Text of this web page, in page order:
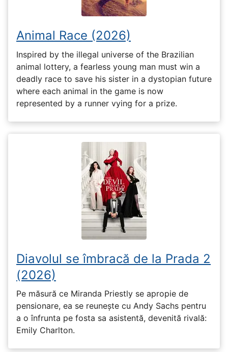
Animal Race (2026)
Inspired by the illegal universe of the Brazilian
animal lottery, a fearless young man must win a
deadly race to save his sister in a dystopian future
where each animal in the game is now
represented by a runner vying for a prize.
Diavolul se îmbracă de la Prada 2
(2026)
Pe măsură ce Miranda Priestly se apropie de
pensionare, ea se reunește cu Andy Sachs pentru
a o înfrunta pe fosta sa asistentă, devenită rivală:
Emily Charlton.